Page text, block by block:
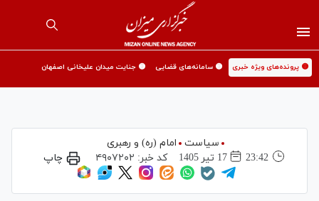
🟡 پرونده‌های ویژه خبری 🟡 سامانه‌های قضایی 🟡 جنایت میدان علیخانی اصفهان
سیاست
امام (ره) و رهبری
23:42
17 تير 1405 کد خبر: ۴۹۰۷۲۰۲ چاپ